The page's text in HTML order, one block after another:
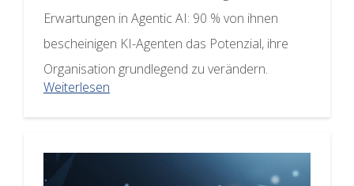
Erwartungen in Agentic AI: 90 % von ihnen
bescheinigen KI-Agenten das Potenzial, ihre
Organisation grundlegend zu verändern.
Weiterlesen